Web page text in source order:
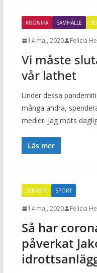
KRÖNIKA SAMHÄLLE
14 maj, 2020 Felicia
Vi måste
vår lathet
Under dessa
många andra,
medier. Jag möts
Läs mer
SENASTE SPORT
14 maj, 2020 Felicia
Så har
påverkat